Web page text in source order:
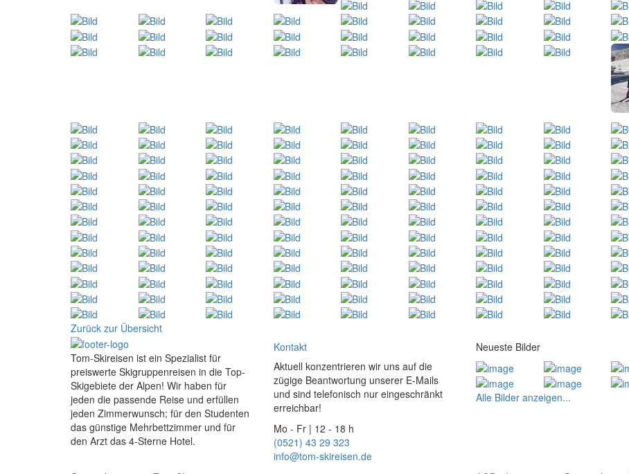
Zurück zur Übersicht
Tom-Skireisen ist ein Spezialist für
preiswerte Skigruppenreisen in die Top-
Skigebiete der Alpen! Wir haben für
jeden die passende Reise und erfüllen
jeden Zimmerwunsch; für den Studenten
das günstige Mehrbettzimmer und für
den Arzt das 4-Sterne Hotel.
Kontakt
Aktuell konzentrieren wir uns auf die
zügige Beantwortung unserer E-Mails
und sind telefonisch nur eingeschränkt
erreichbar!
Mo - Fr | 12 - 18 h
(0521) 43 29 323
info@tom-skireisen.de
Neueste Bilder
Alle Bilder anzeigen...